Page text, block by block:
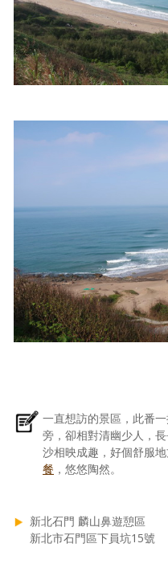
一直想訪的景區，此番
旁，卻相對清幽少人，
沙相映成趣，好個舒服
餐 ，悠悠陶然。
新北石門 麟山鼻遊憩區
新北市石門區下員坑15號